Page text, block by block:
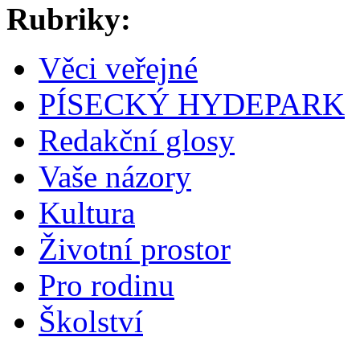
Rubriky:
Věci veřejné
PÍSECKÝ HYDEPARK
Redakční glosy
Vaše názory
Kultura
Životní prostor
Pro rodinu
Školství